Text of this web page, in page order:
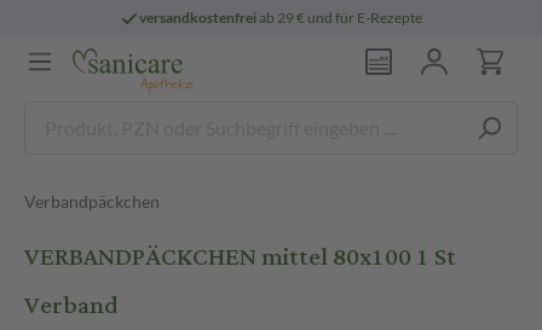
versandkostenfreiab 29 € und für E-Rezepte
Verbandpäckchen
VERBANDPÄCKCHEN mittel 80x100 1 St
Verband